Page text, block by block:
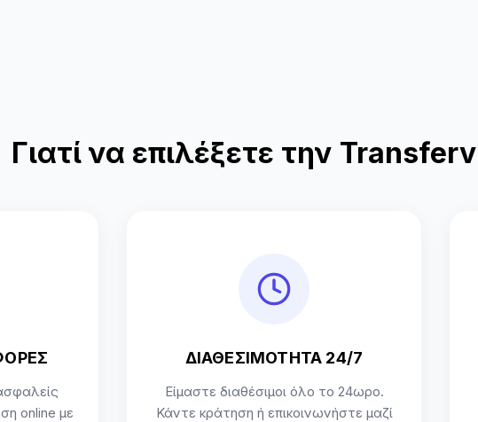
Γιατί να επιλέξετε την
online με
ΔΙΑΘΕΣΙΜΟΤΗΤΑ 24/7
Είμαστε διαθέσιμοι όλο το 24ωρο.
Κάντε κράτηση ή επικοινωνήστε μαζί